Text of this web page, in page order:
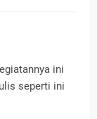
ini
seperti ini